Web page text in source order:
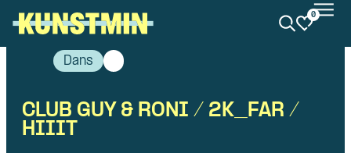
0
Dans
CLUB GUY & RONI / 2K_FAR /
HIIIT